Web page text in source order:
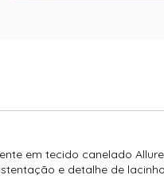
em tecido canelado
e detalhe de